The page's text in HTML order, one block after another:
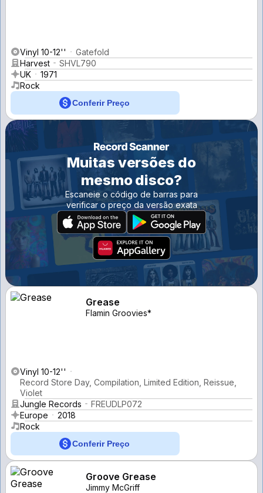
Vinyl 10-12''
Gatefold
Harvest
SHVL790
UK
1971
Rock
Conferir Preço
Muitas versões do
mesmo disco?
Escaneie o código de barras para
verificar o preço da versão exata
Grease
Flamin Groovies*
Vinyl 10-12''
Record Store Day, Compilation, Limited Edition, Reissue,
Violet
Jungle Records
FREUDLP072
Europe
2018
Rock
Conferir Preço
Groove Grease
Jimmy McGriff